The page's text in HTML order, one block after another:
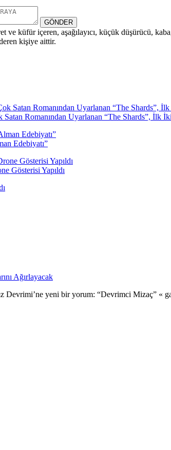
GÖNDER
ve küfür içeren, aşağılayıcı, küçük düşürücü,
kişiye aittir.
Satan Romanından Uyarlanan “The Shards”, İlk
Edebiyatı”
Gösterisi Yapıldı
Ağırlayacak